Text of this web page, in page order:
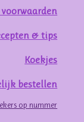
& tips
Koekjes
bestellen
op nummer